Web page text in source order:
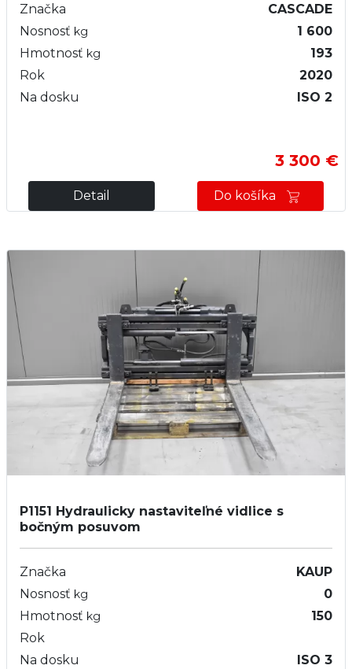
Značka
CASCADE
Nosnosť kg
1 600
Hmotnosť kg
193
Rok
2020
Na dosku
ISO 2
3 300 €
Detail Do košíka
P1151
Hydraulicky nastaviteľné vidlice s
bočným posuvom
Značka
KAUP
Nosnosť kg
0
Hmotnosť kg
150
Rok
Na dosku
ISO 3